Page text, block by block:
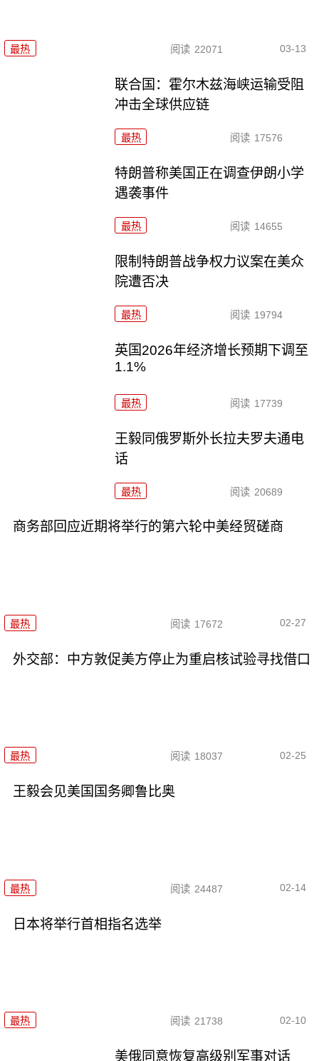
最热 阅读 22071 03-13
联合国：霍尔木兹海峡运输受阻
冲击全球供应链
最热 阅读 17576
特朗普称美国正在调查伊朗小学
遇袭事件
最热 阅读 14655
限制特朗普战争权力议案在美众
院遭否决
最热 阅读 19794
英国2026年经济增长预期下调至
1.1%
最热 阅读 17739
王毅同俄罗斯外长拉夫罗夫通电
话
最热 阅读 20689
商务部回应近期将举行的第六轮中美经贸磋商
最热 阅读 17672 02-27
外交部：中方敦促美方停止为重启核试验寻找借口
最热 阅读 18037 02-25
王毅会见美国国务卿鲁比奥
最热 阅读 24487 02-14
日本将举行首相指名选举
最热 阅读 21738 02-10
美俄同意恢复高级别军事对话